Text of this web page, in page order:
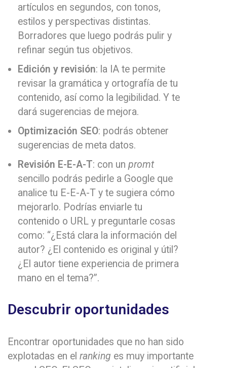
artículos en segundos, con tonos,
estilos y perspectivas distintas.
Borradores que luego podrás pulir y
refinar según tus objetivos.
Edición y revisión: la IA te permite
revisar la gramática y ortografía de tu
contenido, así como la legibilidad. Y te
dará sugerencias de mejora.
Optimización SEO: podrás obtener
sugerencias de meta datos.
Revisión E-E-A-T: con un promt
sencillo podrás pedirle a Google que
analice tu E-E-A-T y te sugiera cómo
mejorarlo. Podrías enviarle tu
contenido o URL y preguntarle cosas
como: “¿Está clara la información del
autor? ¿El contenido es original y útil?
¿El autor tiene experiencia de primera
mano en el tema?”.
Descubrir oportunidades
Encontrar oportunidades que no han sido
explotadas en el ranking es muy importante